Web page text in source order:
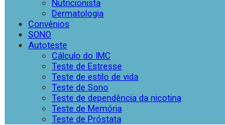
Nutricionista
Dermatologia
Convênios
SONO
Autoteste
Cálculo do IMC
Teste de Estresse
Teste de estilo de vida
Teste de Sono
Teste de dependência da nicotina
Teste de Memória
Teste de Próstata